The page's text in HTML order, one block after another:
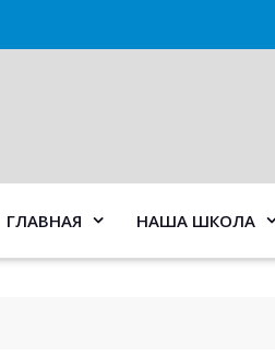
ГЛАВНАЯ НАША ШКОЛА